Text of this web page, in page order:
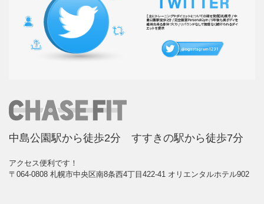
中島公園駅から徒歩2分 すすきの駅から徒歩7分
アクセス便利です！
〒064-0808 札幌市中央区南8条西4丁目422-41 オリエンタルホテル902